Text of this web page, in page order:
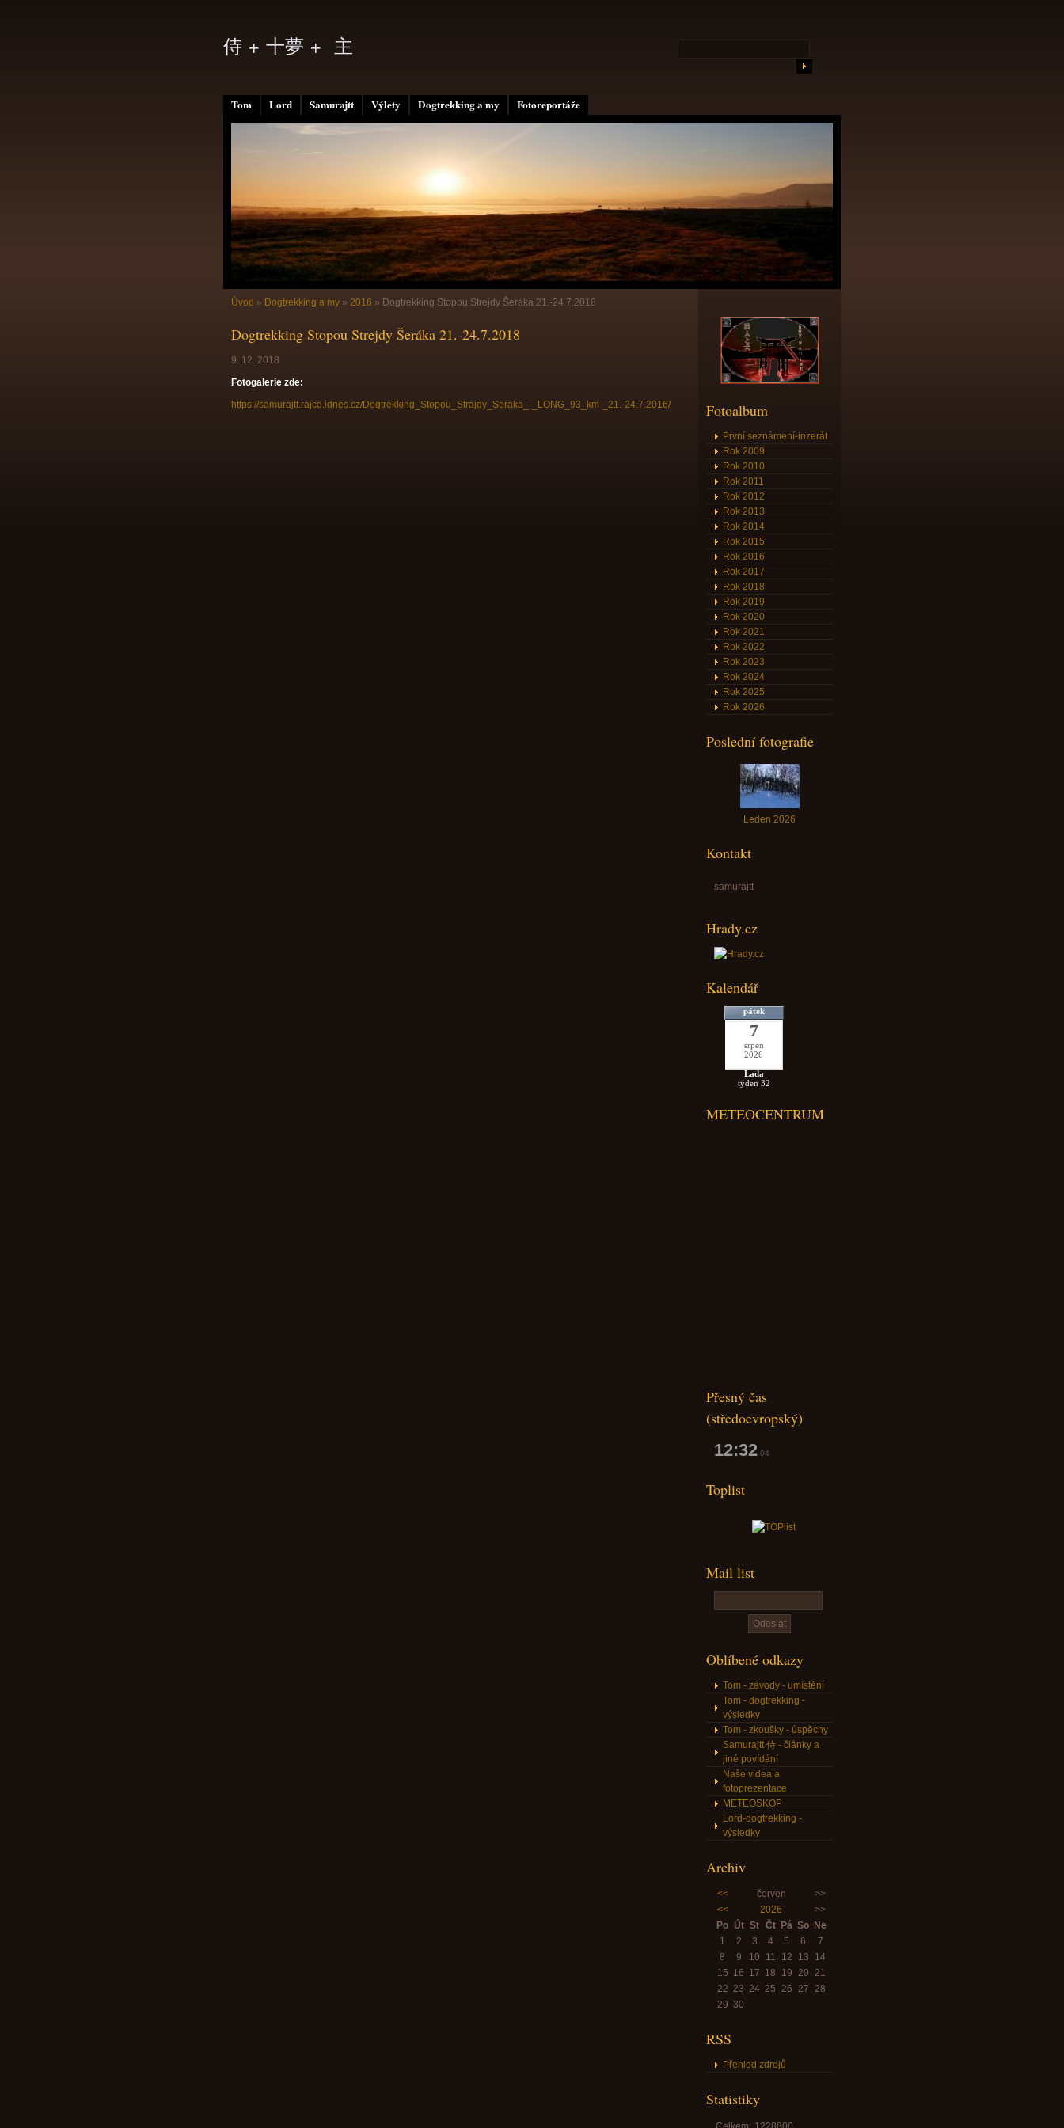
Tom Lord Samurajtt Výlety Dogtrekking a my Fotoreportáže
侍 + 十夢 + 主
Úvod » Dogtrekking a my » 2016 » Dogtrekking Stopou Strejdy Šeráka 21.-24.7.2018
Dogtrekking Stopou Strejdy Šeráka 21.-24.7.2018
9. 12. 2018
Fotogalerie zde:
https://samurajtt.rajce.idnes.cz/Dogtrekking_Stopou_Strajdy_Seraka_-_LONG_93_km-_21.-24.7.2016/
Fotoalbum
První seznámení-inzerát
Rok 2009
Rok 2010
Rok 2011
Rok 2012
Rok 2013
Rok 2014
Rok 2015
Rok 2016
Rok 2017
Rok 2018
Rok 2019
Rok 2020
Rok 2021
Rok 2022
Rok 2023
Rok 2024
Rok 2025
Rok 2026
Poslední fotografie
Leden 2026
Kontakt
samurajtt
Hrady.cz
Kalendář
pátek
7
srpen
2026
Lada
týden 32
METEOCENTRUM
Přesný čas
(středoevropský)
12:32 05
Toplist
Mail list
Oblíbené odkazy
Tom - závody - umístění
Tom - dogtrekking -
výsledky
Tom - zkoušky - úspěchy
Samurajtt 侍 - články a
jiné povídání
Naše videa a
fotoprezentace
METEOSKOP
Lord-dogtrekking -
výsledky
Archiv
<< červen
>>
<<
2026
>>
Po Út St Čt Pá So Ne
1
2 3 4 5 6
7
8
9 10 11 12 13
14
15 16 17 18 19 20
21
22 23 24 25 26 27
28
29 30
RSS
Přehled zdrojů
Statistiky